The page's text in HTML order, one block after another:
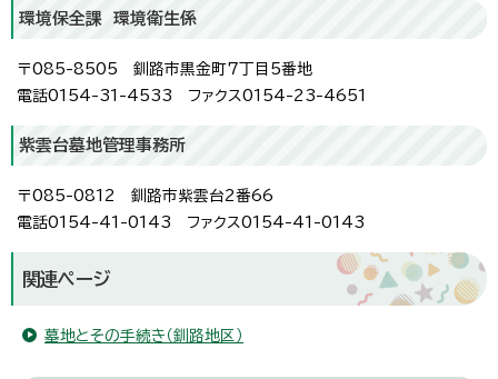
環境保全課 環境衛生係
〒085-8505 釧路市黒金町7丁目5番地
電話0154-31-4533 ファクス0154-23-4651
紫雲台墓地管理事務所
〒085-0812 釧路市紫雲台2番66
電話0154-41-0143 ファクス0154-41-0143
関連ページ
墓地とその手続き（釧路地区）